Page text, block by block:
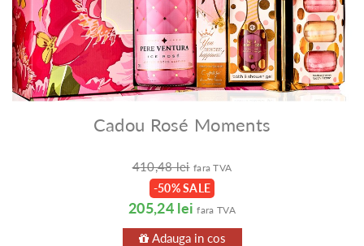
Cadou Rosé Moments
410,48 lei fara TVA
-50% SALE
205,24 lei fara TVA
Adauga in cos